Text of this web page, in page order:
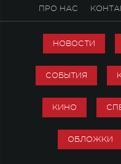
ПРО НАС
НОВОСТИ
СОБЫТИЯ
КИНО
ОБЛОЖКИ